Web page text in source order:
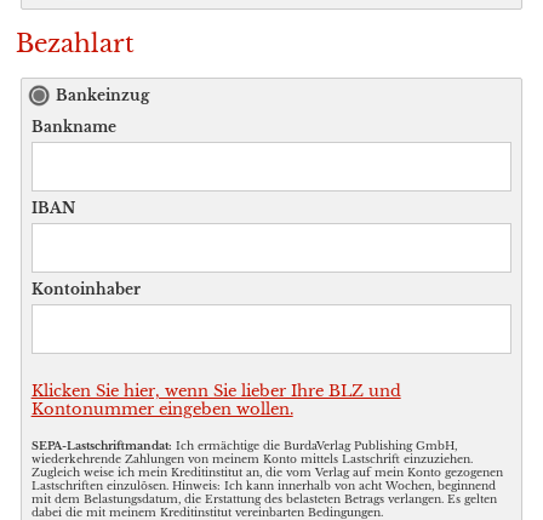
Bezahlart
Bankeinzug
Bankname
IBAN
Kontoinhaber
Klicken Sie hier, wenn Sie lieber Ihre BLZ und
Kontonummer eingeben wollen.
SEPA-Lastschriftmandat: Ich ermächtige die BurdaVerlag Publishing GmbH,
wiederkehrende Zahlungen von meinem Konto mittels Lastschrift einzuziehen.
Zugleich weise ich mein Kreditinstitut an, die vom Verlag auf mein Konto gezogenen
Lastschriften einzulösen. Hinweis: Ich kann innerhalb von acht Wochen, beginnend
mit dem Belastungsdatum, die Erstattung des belasteten Betrags verlangen. Es gelten
dabei die mit meinem Kreditinstitut vereinbarten Bedingungen.